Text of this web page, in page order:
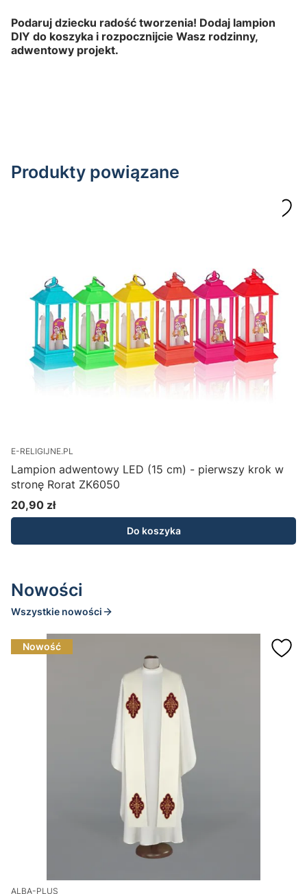
Podaruj dziecku radość tworzenia! Dodaj lampion
DIY do koszyka i rozpocznijcie Wasz rodzinny,
adwentowy projekt.
Produkty powiązane
E-RELIGIJNE.PL
Lampion adwentowy LED (15 cm) - pierwszy krok w
stronę Rorat ZK6050
Cena
20,90 zł
Do koszyka
Nowości
Wszystkie nowości
Nowość
ALBA-PLUS